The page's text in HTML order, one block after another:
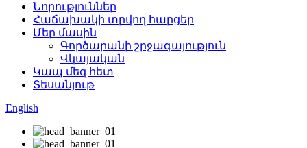
Նորություններ
Հաճախակի տրվող հարցեր
Մեր մասին
Գործարանի շրջագայություն
Վկայական
Կապ մեզ հետ
Տեսանյութ
English